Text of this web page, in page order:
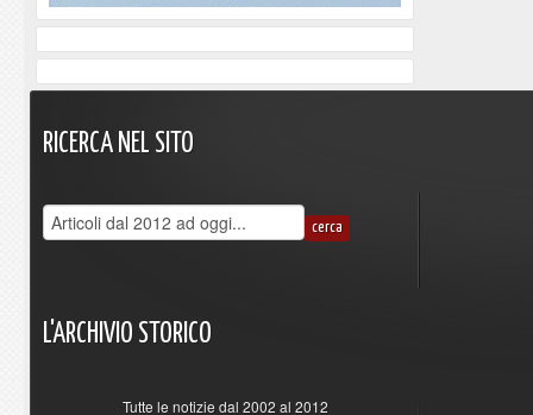
RICERCA NEL SITO
L'ARCHIVIO STORICO
Tutte le notizie dal 2002 al 2012